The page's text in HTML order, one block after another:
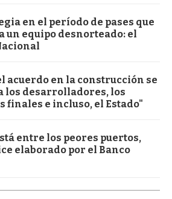
en el período de pases que
un equipo desnorteado: el
acuerdo en la construcción se
los desarrolladores, los
finales e incluso, el Estado"
entre los peores puertos,
elaborado por el Banco